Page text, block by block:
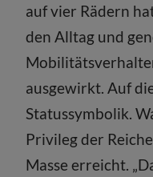
auf vier Rädern
den Alltag und
ausgewirkt. Auf
Statussymbolik.
Privileg der
Masse erreicht.